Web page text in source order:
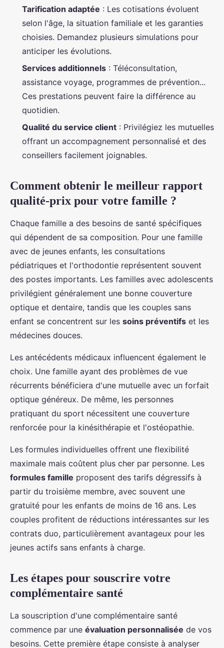
Tarification adaptée : Les cotisations évoluent
selon l'âge, la situation familiale et les garanties
choisies. Demandez plusieurs simulations pour
anticiper les évolutions.
Services additionnels : Téléconsultation,
assistance voyage, programmes de prévention...
Ces prestations peuvent faire la différence au
quotidien.
Qualité du service client : Privilégiez les mutuelles
offrant un accompagnement personnalisé et des
conseillers facilement joignables.
Comment obtenir le meilleur rapport
qualité-prix pour votre famille ?
Chaque famille a des besoins de santé spécifiques
qui dépendent de sa composition. Pour une famille
avec de jeunes enfants, les consultations
pédiatriques et l'orthodontie représentent souvent
des postes importants. Les familles avec adolescents
privilégient généralement une bonne couverture
optique et dentaire, tandis que les couples sans
enfant se concentrent sur les soins préventifs et les
médecines douces.
Les antécédents médicaux influencent également le
choix. Une famille ayant des problèmes de vue
récurrents bénéficiera d'une mutuelle avec un forfait
optique généreux. De même, les personnes
pratiquant du sport nécessitent une couverture
renforcée pour la kinésithérapie et l'ostéopathie.
Les formules individuelles offrent une flexibilité
maximale mais coûtent plus cher par personne. Les
formules famille proposent des tarifs dégressifs à
partir du troisième membre, avec souvent une
gratuité pour les enfants de moins de 16 ans. Les
couples profitent de réductions intéressantes sur les
contrats duo, particulièrement avantageux pour les
jeunes actifs sans enfants à charge.
Les étapes pour souscrire votre
complémentaire santé
La souscription d'une complémentaire santé
commence par une évaluation personnalisée de vos
besoins. Cette première étape consiste à analyser